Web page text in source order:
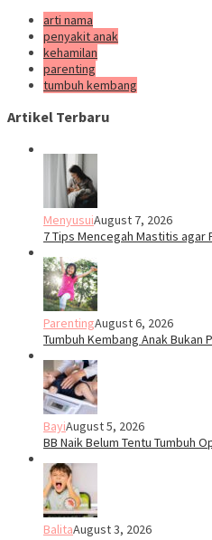
arti nama
penyakit anak
kehamilan
parenting
tumbuh kembang
Artikel Terbaru
MenyusuiAugust 7, 2026
7 Tips Mencegah Mastitis agar
ParentingAugust 6, 2026
Tumbuh Kembang Anak Bukan
BayiAugust 5, 2026
BB Naik Belum Tentu Tumbuh
BalitaAugust 3, 2026